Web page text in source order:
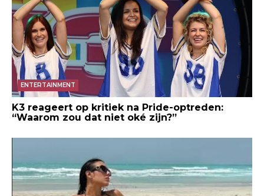
ENTERTAINMENT
K3 reageert op kritiek na Pride-optreden:
“Waarom zou dat niet oké zijn?”